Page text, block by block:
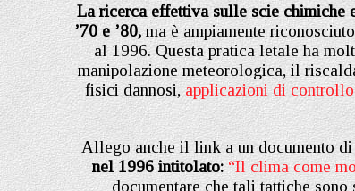
La ricerca effettiva sulle scie chimiche
’70 e ’80,ma è ampiamente
al 1996. Questa pratica letale ha
manipolazione meteorologica, il
fisici dannosi,applicazioni di
Allego anche il link a un documento
nel 1996 intitolato: “Il clima come
documentare che tali tattiche